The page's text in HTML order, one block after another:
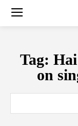
Tag:
on